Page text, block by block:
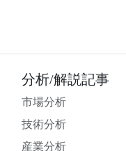
分析/解説記事
市場分析
技術分析
産業分析